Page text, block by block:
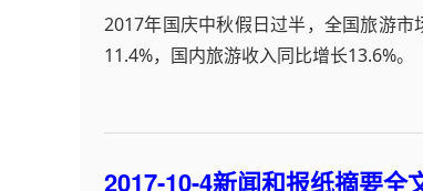
2017年国庆中秋假日过半，全国旅游
11.4%，国内旅游收入同比增长13.6%。
2017-10-4新闻和报纸摘要全